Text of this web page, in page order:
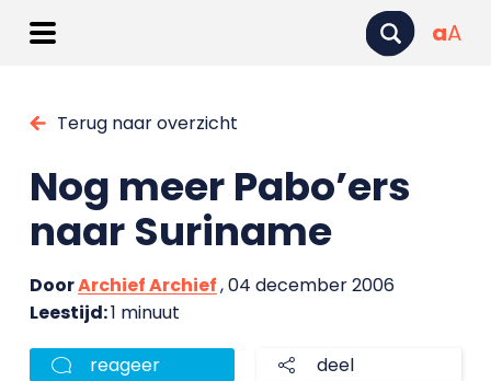
aA
Terug naar overzicht
Nog meer Pabo’ers
naar Suriname
DoorArchief Archief, 04 december 2006
Leestijd:1 minuut
reageer deel